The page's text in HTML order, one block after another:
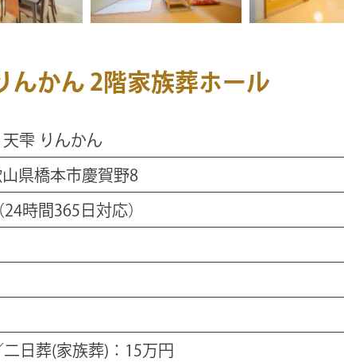
んかん 2階家族葬ホール
雫 りんかん
県橋本市慶賀野8
24時間365日対応）
日葬(家族葬)：15万円